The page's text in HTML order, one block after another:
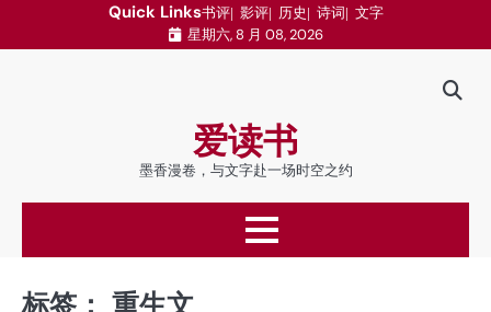
Quick Links书评 影评 历史 诗词 文字
星期六, 8 月 08, 2026
爱读书
墨香漫卷，与文字赴一场时空之约
标签： 重生文